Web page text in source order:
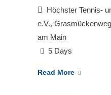
Höchster Tennis-
e.V.,
am Main
5 Days
Read More